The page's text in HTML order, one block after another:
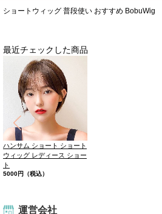
ショートウィッグ 普段使い おすすめ BobuWig
最近チェックした商品
ハンサム ショート ショート
ウィッグ レディース ショー
ト
5000円（税込）
運営会社